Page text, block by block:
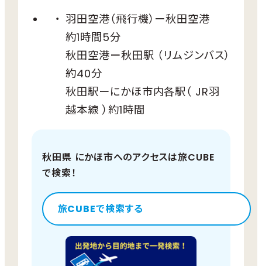
羽田空港（飛行機）ー秋田空港
約1時間5分
秋田空港ー秋田駅 （リムジンバス）
約40分
秋田駅ーにかほ市内各駅（ JR羽
越本線 ）約1時間
秋田県 にかほ市へのアクセスは旅CUBE
で検索！
旅CUBEで検索する